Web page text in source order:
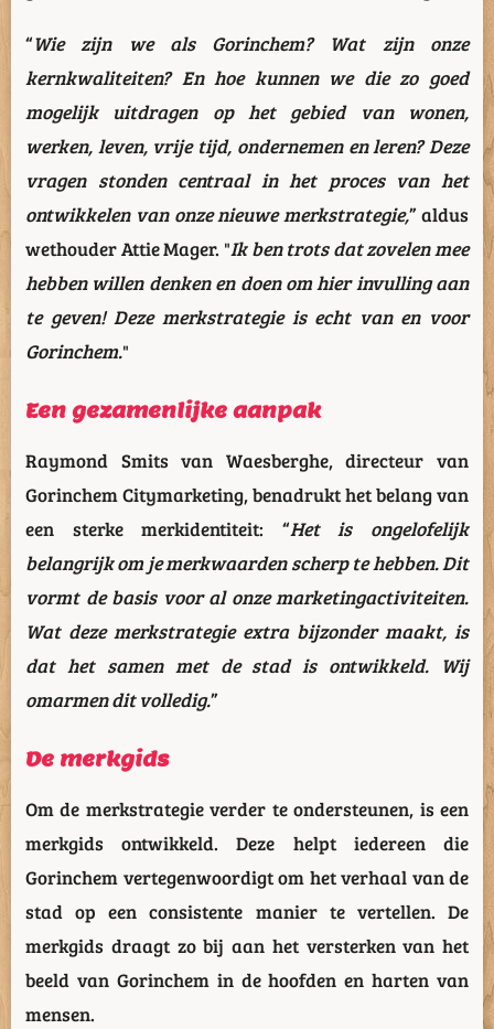
“Wie zijn we als Gorinchem? Wat zijn onze
kernkwaliteiten? En hoe kunnen we die zo goed
mogelijk uitdragen op het gebied van wonen,
werken, leven, vrije tijd, ondernemen en leren? Deze
vragen stonden centraal in het proces van het
ontwikkelen van onze nieuwe merkstrategie,” aldus
wethouder Attie Mager. "Ik ben trots dat zovelen mee
hebben willen denken en doen om hier invulling aan
te geven! Deze merkstrategie is echt van en voor
Gorinchem."
Een gezamenlijke aanpak
Raymond Smits van Waesberghe, directeur van
Gorinchem Citymarketing, benadrukt het belang van
een sterke merkidentiteit: “Het is ongelofelijk
belangrijk om je merkwaarden scherp te hebben. Dit
vormt de basis voor al onze marketingactiviteiten.
Wat deze merkstrategie extra bijzonder maakt, is
dat het samen met de stad is ontwikkeld. Wij
omarmen dit volledig.”
De merkgids
Om de merkstrategie verder te ondersteunen, is een
merkgids ontwikkeld. Deze helpt iedereen die
Gorinchem vertegenwoordigt om het verhaal van de
stad op een consistente manier te vertellen. De
merkgids draagt zo bij aan het versterken van het
beeld van Gorinchem in de hoofden en harten van
mensen.